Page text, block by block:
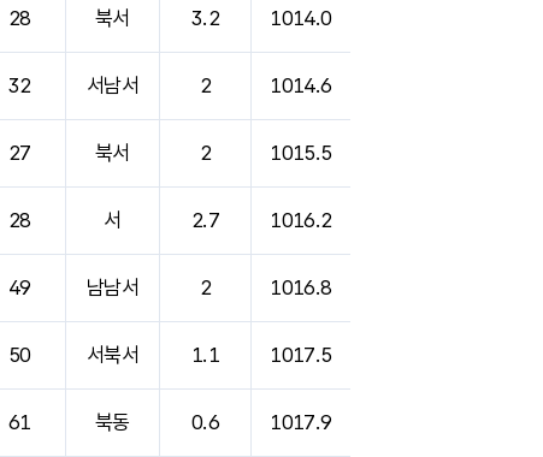
28 북서 3.2 1014.0
32 서남서 2 1014.6
27 북서 2 1015.5
28 서 2.7 1016.2
49 남남서 2 1016.8
50 서북서 1.1 1017.5
61 북동 0.6 1017.9